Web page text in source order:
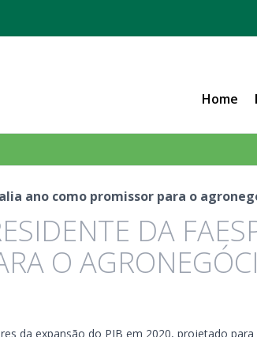
Home
ano como promissor para o
DA
O
da expansão do PIB em 2020, projetado para